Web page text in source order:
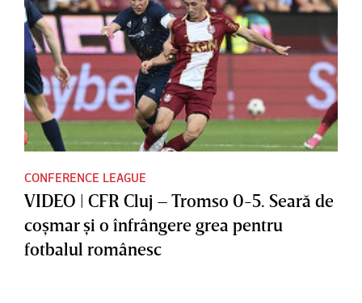
CONFERENCE LEAGUE
VIDEO | CFR Cluj – Tromso 0-5. Seară de
coşmar şi o înfrângere grea pentru
fotbalul românesc